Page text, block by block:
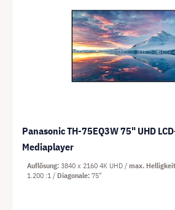
Panasonic TH-75EQ3W 75" UHD
Mediaplayer
Auflösung 3840 x 2160 4K UHD max. Helligkeit
1.200 :1
Diagonale 75"